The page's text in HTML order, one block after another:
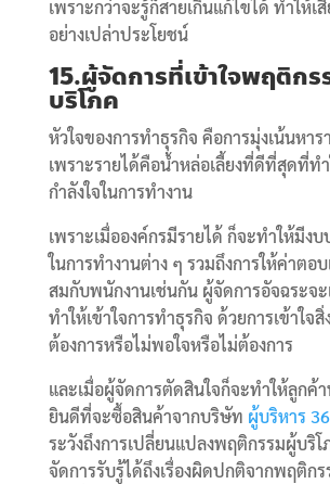
เพราะกว่าจะรู้ก็สายเกินแก้ไขได้ ทำให้เ
อย่างเปล่าประโยชน์
15.ผู้จัดการที่เข้าใจพฤติก
บริโภค
หัวใจของการทำธุรกิจ คือการมุ่งเน้นหาร
เพราะรายได้คือน้ำหล่อเลี้ยงที่ดีที่สุดที่
กำลังใจในการทำงาน
เพราะเมื่อองค์กรมีรายได้ ก็จะทำให้มีง
ในการทำงานต่าง ๆ รวมถึงการให้ค่าตอ
สมกับพนักงานเช่นกัน ผู้จัดการอัจฉระจะ
ทำให้เข้าใจการทำธุรกิจ ด้วยการเข้าใจ
ต้องการหรือไม่พอใจหรือไม่ต้องการ
และเมื่อผู้จัดการตัดสินใจก็จะทำให้ลูกค้
ยินดีที่จะซื้อสินค้าจากบริษัท ผู้บริหาร
ระวังถึงการเปลี่ยนแปลงพฤติกรรมผู้บริโ
จัดการรับรู้ได้ถึงเรื่องผิดปกติจากพฤติก